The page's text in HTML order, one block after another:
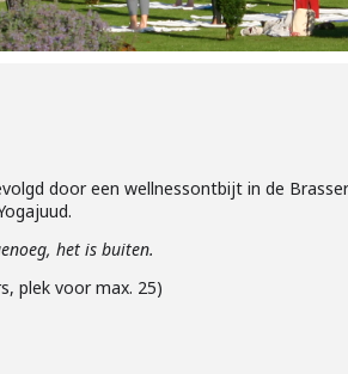
door een wellnessontbijt in de
het is buiten.
plek voor max. 25)